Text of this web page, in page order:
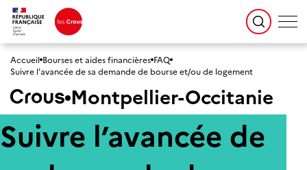
Accueil Bourses et aides financières FAQ
Suivre l’avancée de sa demande de bourse et/ou de logement
Montpellier-Occitanie
Suivre l’avancée de